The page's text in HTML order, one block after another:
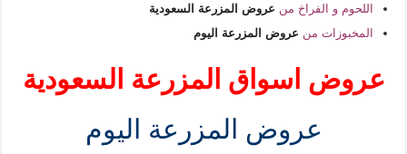
اللحوم و الفراخ من عروض المزرعة السعودية
المخبوزات من عروض المزرعة اليوم
عروض اسواق المزرعة السعودية
عروض المزرعة اليوم